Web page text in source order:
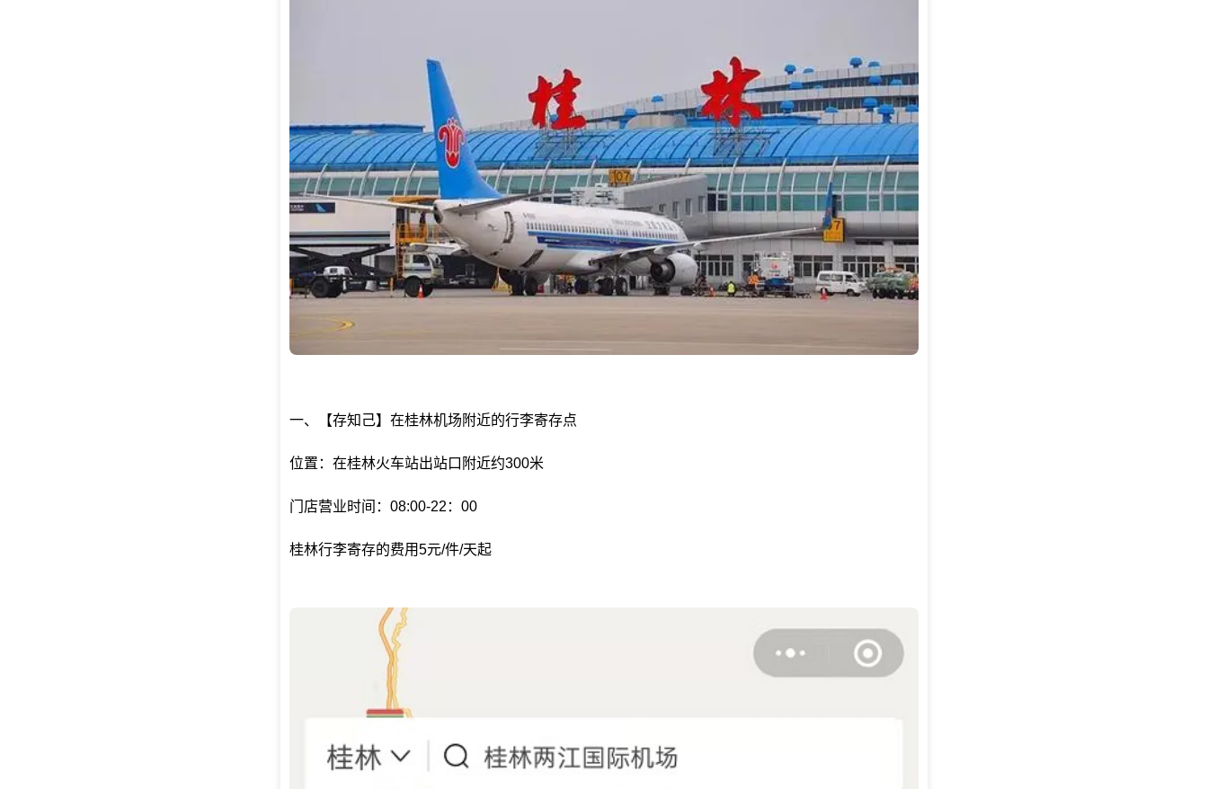
一、【存知己】在桂林机场附近的行李寄存点
位置：在桂林火车站出站口附近约300米
门店营业时间：08:00-22：00
桂林行李寄存的费用5元/件/天起